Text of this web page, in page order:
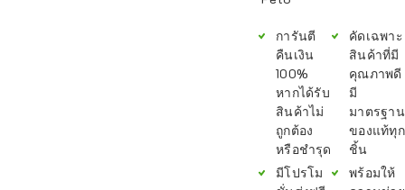
การันตี
คืนเงิน
100%
หากได้รับ
สินค้าไม่
ถูกต้อง
หรือชำรุด
มีโปรโม
คัดเฉพาะ
สินค้าที่มี
คุณภาพดี
มี
มาตรฐาน
ของแท้ทุก
ชิ้น
พร้อมให้